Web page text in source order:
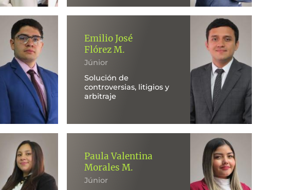
Emilio José
Flórez M.
Júnior
Solución de
controversias, litigios y
arbitraje
Paula Valentina
Morales M.
Júnior